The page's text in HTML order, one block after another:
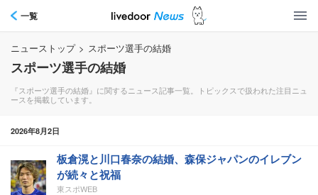
一覧
ニューストップ > スポーツ選手の結婚
スポーツ選手の結婚
『スポーツ選手の結婚』に関するニュース記事一覧。トピックスで扱われた注目ニュ
ースを掲載しています。
2026年8月2日
板倉滉と川口春奈の結婚、森保ジャパンのイレブン
が続々と祝福
東スポWEB